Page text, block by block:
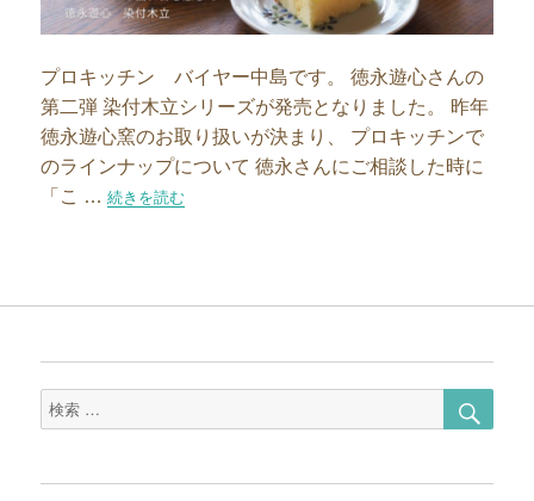
プロキッチン バイヤー中島です。 徳永遊心さんの
第二弾 染付木立シリーズが発売となりました。 昨年
徳永遊心窯のお取り扱いが決まり、 プロキッチンで
のラインナップについて 徳永さんにご相談した時に
「こ …“木漏れ日を感じて。徳永遊心窯の第二弾は「染付木立」”の
続きを読む
検
索
索